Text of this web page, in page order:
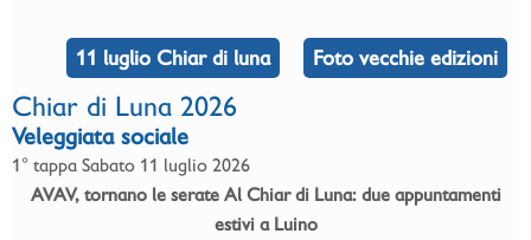
11 luglio Chiar di luna Foto vecchie edizioni
Chiar di Luna 2026
Veleggiata sociale
1° tappa Sabato 11 luglio 2026
AVAV, tornano le serate Al Chiar di Luna: due appuntamenti
estivi a Luino